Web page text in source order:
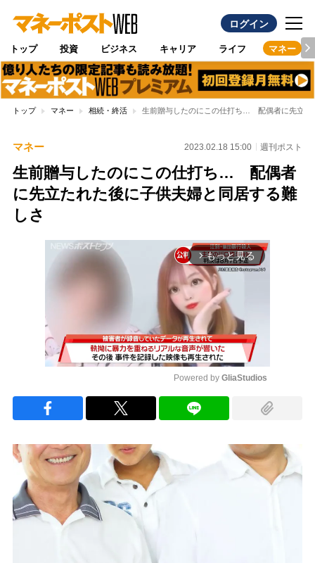
ログイン
トップ 投資 ビジネス キャリア ライフ マネー
トップ マネー 相続・終活 生前贈与したのにこの仕打ち… 配偶者に先立た
マネー 2023.02.18 15:00 週刊ポスト
生前贈与したのにこの仕打ち… 配偶者
に先立たれた後に子供夫婦と同居する難
しさ
arrow_forward_ios もっと見る
Powered by GliaStudios